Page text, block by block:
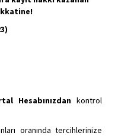
Hesabınızdan kontrol
oranında tercihlerinize